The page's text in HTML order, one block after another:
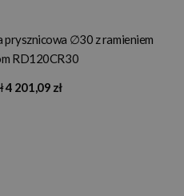
prysznicowa ∅30 z ramieniem
RD120CR30
4 201,09 zł